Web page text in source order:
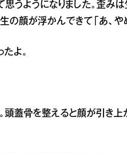
思うようになりました。歪み
顔が浮かんできて「あ、やめ
よ。
蓋骨を整えると顔が引き上